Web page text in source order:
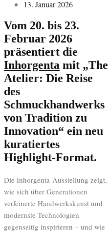
13. Januar 2026
Vom 20. bis 23.
Februar 2026
präsentiert die
Inhorgenta mit „The
Atelier: Die Reise
des
Schmuckhandwerks
von Tradition zu
Innovation“ ein neu
kuratiertes
Highlight-Format.
Die Inhorgenta-Ausstellung zeigt,
wie sich über Generationen
verfeinerte Handwerkskunst und
modernste Technologien
gegenseitig inspirieren – und wie